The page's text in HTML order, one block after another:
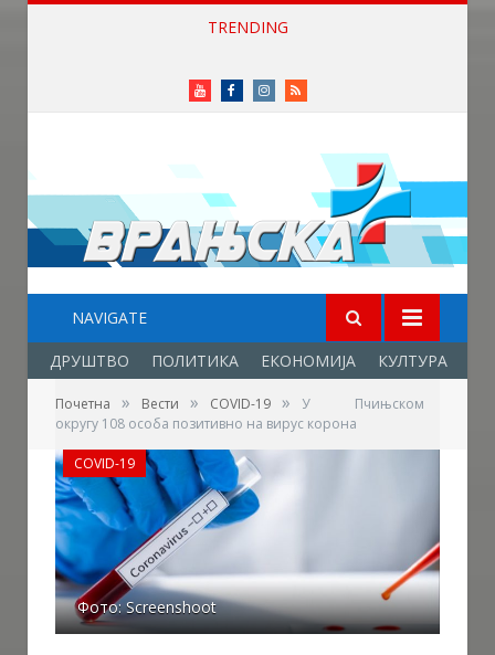
TRENDING
YoutubeFacebookInstagram
RSS
NAVIGATE
ДРУШТВО ПОЛИТИКА ЕКОНОМИЈА КУЛТУРА
Почетна » Вести » COVID-19 »
У Пчињском
округу 108 особа позитивно на вирус корона
Фото: Screenshoot
COVID-19